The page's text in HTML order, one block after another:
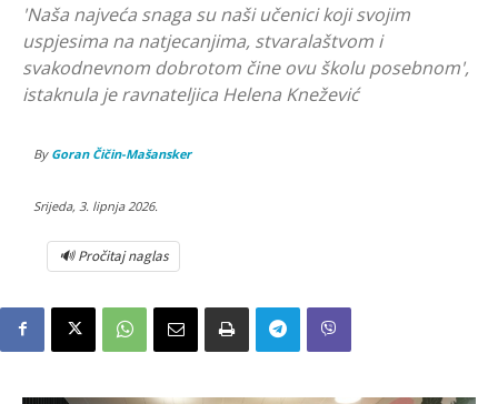
'Naša najveća snaga su naši učenici koji svojim
uspjesima na natjecanjima, stvaralaštvom i
svakodnevnom dobrotom čine ovu školu posebnom',
istaknula je ravnateljica Helena Knežević
By Goran Čičin-Mašansker
Srijeda, 3. lipnja 2026.
🔊 Pročitaj naglas